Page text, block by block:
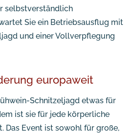
selbstverständlich
Sie ein Betriebsausflug mit
und einer Vollverpflegung
europaweit
Schnitzeljagd etwas für
ist sie für jede körperliche
Das Event ist sowohl für große,